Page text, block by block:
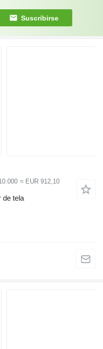
Suscribirse
≈ EUR 912,10
de tela